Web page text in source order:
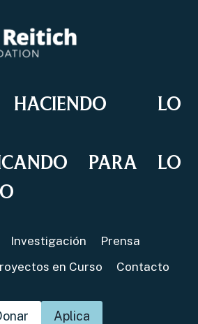
LO
PARA LO
Investigación
Prensa
en Curso Contacto
Aplica